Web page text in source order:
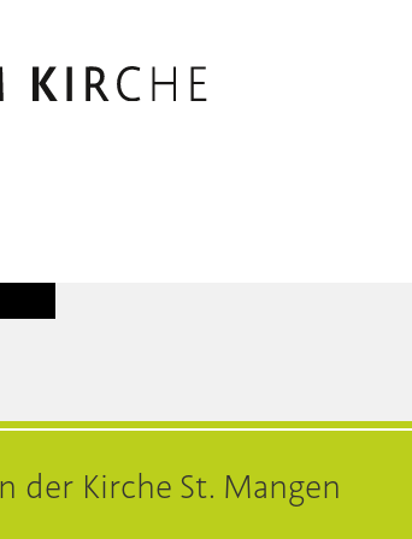
der Kirche St. Mangen